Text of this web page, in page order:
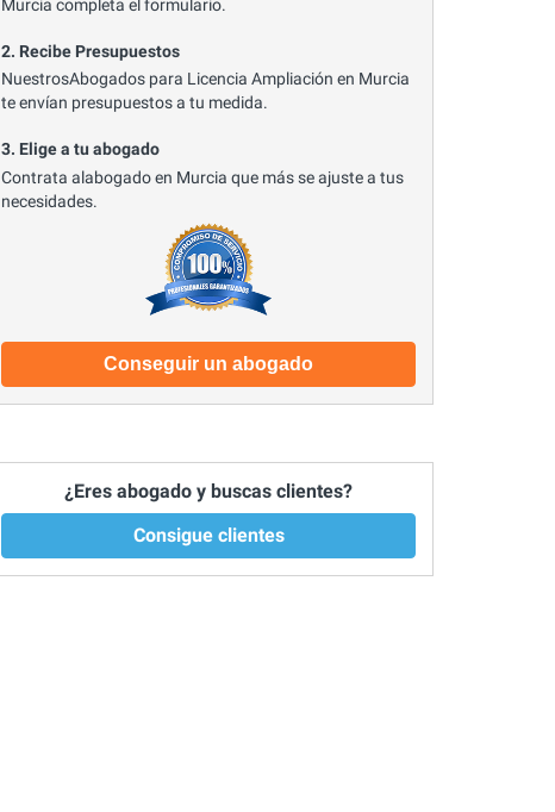
Murcia completa el formulario.
2. Recibe Presupuestos
NuestrosAbogados para Licencia Ampliación en Murcia
te envían presupuestos a tu medida.
3. Elige a tu abogado
Contrata alabogado en Murcia que más se ajuste a tus
necesidades.
Conseguir un abogado
¿Eres abogado y buscas clientes?
Consigue clientes